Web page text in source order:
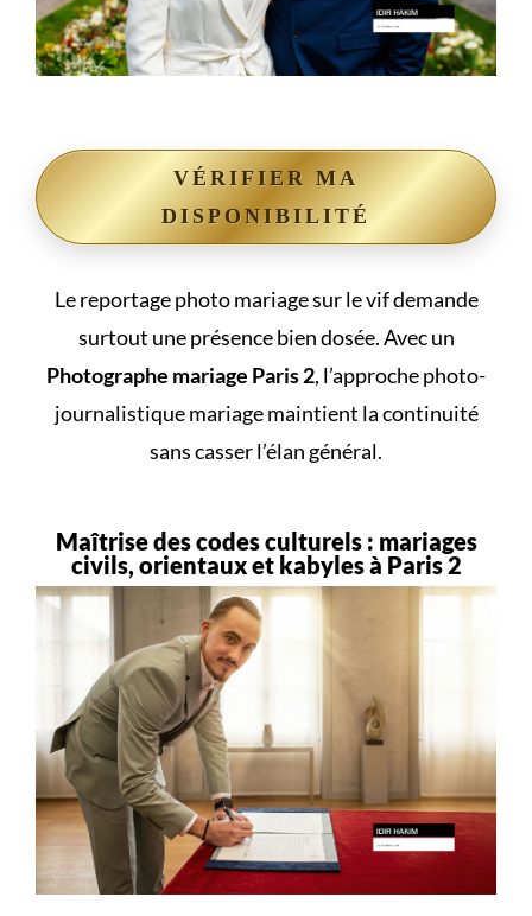
VÉRIFIER MA
DISPONIBILITÉ
Le reportage photo mariage sur le vif demande
surtout une présence bien dosée. Avec un
Photographe mariage Paris 2, l’approche photo-
journalistique mariage maintient la continuité
sans casser l’élan général.
Maîtrise des codes culturels : mariages
civils, orientaux et kabyles à Paris 2